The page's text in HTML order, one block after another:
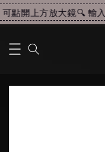
點開上方放大鏡🔍 輸